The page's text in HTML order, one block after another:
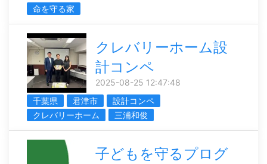
命を守る家
クレバリーホーム設
計コンペ
2025-08-25 12:47:48
千葉県
君津市
設計コンペ
クレバリーホーム
三浦和俊
子どもを守るプログ